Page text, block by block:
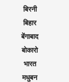
बिरनी
बिहार
बेंगाबाद
बोकारो
भारत
मधुबन